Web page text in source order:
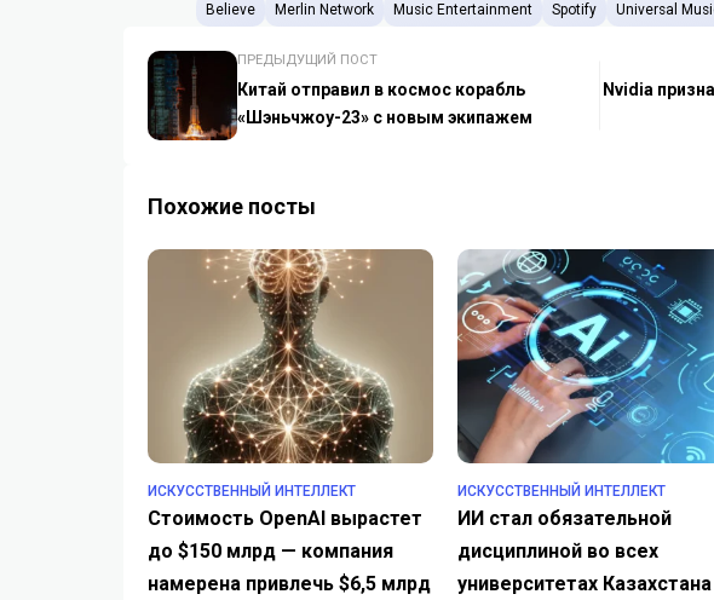
Believe Merlin Network Music Entertainment Spotify Universal
ПРЕДЫДУЩИЙ ПОСТ
Китай отправил в космос корабль
«Шэньчжоу-23» с новым экипажем
Nvidia
Похожие посты
ИСКУССТВЕННЫЙ ИНТЕЛЛЕКТ
Стоимость OpenAI вырастет
до $150 млрд — компания
намерена привлечь $6,5 млрд
ИСКУССТВЕННЫЙ ИНТЕЛЛЕКТ
ИИ стал обязательной
дисциплиной во всех
университетах Казахстана